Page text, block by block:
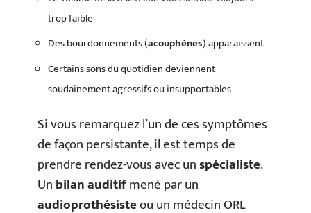
trop faible
Des bourdonnements (acouphènes) apparaissent
Certains sons du quotidien deviennent
soudainement agressifs ou insupportables
Si vous remarquez l’un de ces symptômes
de façon persistante, il est temps de
prendre rendez-vous avec unspécialiste.
Unbilan auditifmené par un
audioprothésisteou un médecin ORL